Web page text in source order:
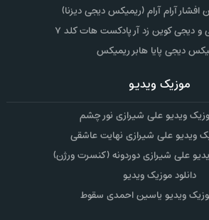
آرام آرام (ریمیکس دیجی دیزنا)
دیجی کوین زد آر پادکست هات کلد ۷
دیجی پایا هابر ریمیکس
موزیک ویدیو
ویدیو علی شیرازی نور چشم
ویدیو علی شیرازی نهایت عاشقی
علی شیرازی دوردونه (کنسرت ورژن)
دانلود موزیک ویدیو
ویدیو یاسین احمدی سقوط